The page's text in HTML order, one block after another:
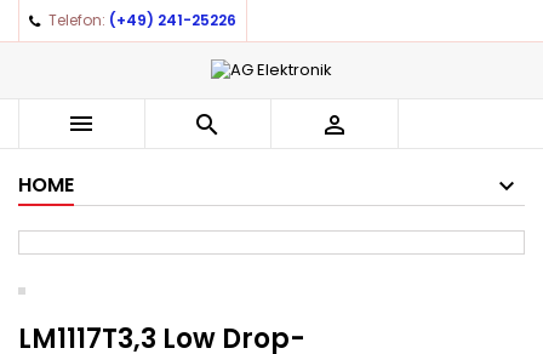
Telefon: (+49) 241-25226
  
HOME
LM1117T3,3 Low Drop-
Auf meine Wunschliste ×
add_circle_outlineCreate new list
((title)) ×
((label))
((cancelText)) ((createText))
Anmelden ×
You need to be logged in to save products in your
wishlist.
((cancelText)) ((loginText))